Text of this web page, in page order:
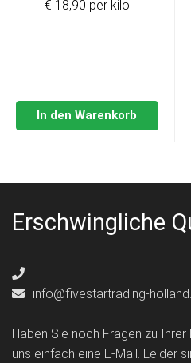
war:
In den Warenkorb
€ 18,90 per kilo
Erschwingliche
info@fivestartrading-
Haben Sie noch Fragen zu
uns einfach eine E-Mail. Leider